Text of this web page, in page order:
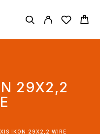
29X2,2
IKON 29X2,2 WIRE